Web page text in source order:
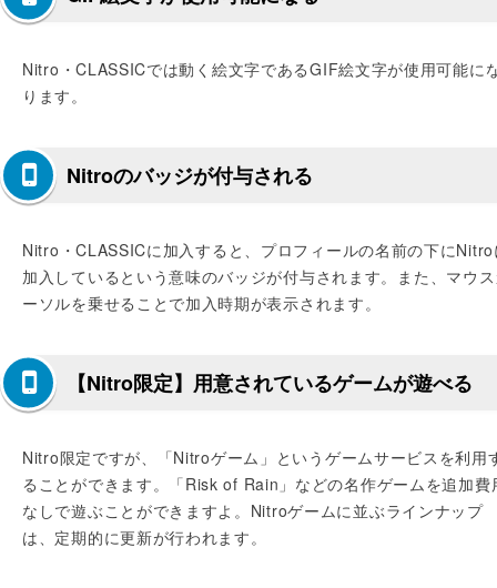
Nitro・CLASSICでは動く絵文字であるGIF絵文字が使用可能に
ります。
Nitroのバッジが付与される
Nitro・CLASSICに加入すると、プロフィールの名前の下に
加入しているという意味のバッジが付与されます。また、マウ
ーソルを乗せることで加入時期が表示されます。
【Nitro限定】用意されているゲームが遊べる
Nitro限定ですが、「Nitroゲーム」というゲームサービスを利用
ることができます。「Risk of Rain」などの名作ゲームを追加費
なしで遊ぶことができますよ。Nitroゲームに並ぶラインナップ
は、定期的に更新が行われます。